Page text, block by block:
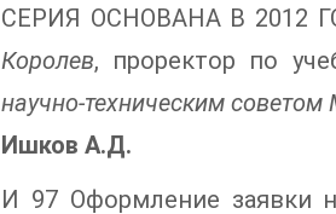
СЕРИЯ ОСНОВАНА В 2012
Королев, проректор по
научно-техническим
Ишков А.Д.
И 97 Оформление заявки